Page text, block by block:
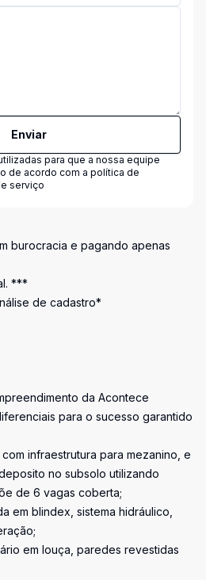
Enviar
para que a nossa equipe
de acordo com a política de
serviço
burocracia e pagando apenas
***
de cadastro*
da Acontece
para o sucesso garantido
infraestrutura para mezanino, e
no subsolo utilizando
de 6 vagas coberta;
em blindex, sistema hidráulico,
em louça, paredes revestidas